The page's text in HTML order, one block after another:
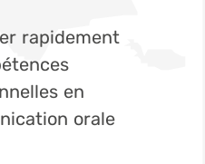
rapidement
en
orale